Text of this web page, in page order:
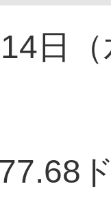
日